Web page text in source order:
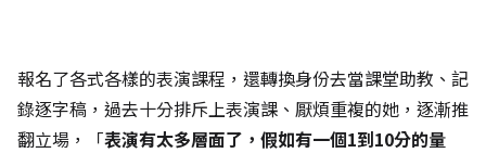
報名了各式各樣的表演課程，還轉換身份去當課堂助教、記
錄逐字稿，過去十分排斥上表演課、厭煩重複的她，逐漸推
翻立場，「表演有太多層面了，假如有一個1到10分的量